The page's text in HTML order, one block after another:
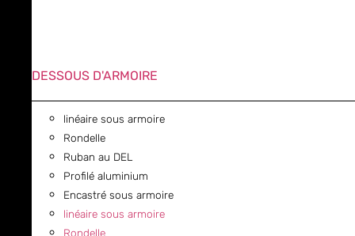
DESSOUS D'ARMOIRE
linéaire sous armoire
Rondelle
Ruban au DEL
Profilé aluminium
Encastré sous armoire
linéaire sous armoire
Rondelle